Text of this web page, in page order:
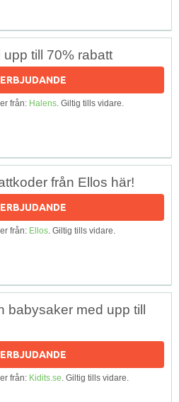
till 70% rabatt
från: Halens. Giltig tills vidare.
från Ellos här!
från: Ellos. Giltig tills vidare.
babysaker med upp till
från: Kidits.se. Giltig tills vidare.